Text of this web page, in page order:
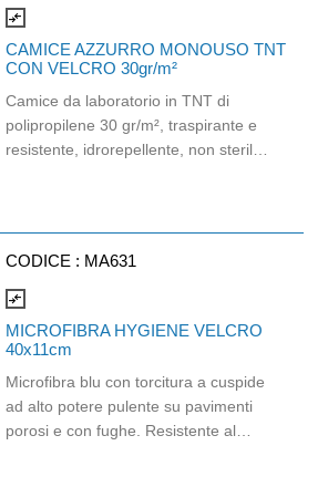
compare_arrows
CAMICE AZZURRO MONOUSO TNT
CON VELCRO 30gr/m²
Camice da laboratorio in TNT di
polipropilene 30 gr/m², traspirante e
resistente, idrorepellente, non sterile.
CODICE : MA631
compare_arrows
MICROFIBRA HYGIENE VELCRO
40x11cm
Microfibra blu con torcitura a cuspide
ad alto potere pulente su pavimenti
porosi e con fughe. Resistente al